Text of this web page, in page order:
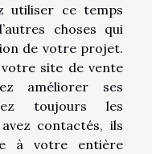
utiliser ce temps
choses qui
de votre projet.
site de vente
améliorer ses
toujours les
contactés, ils
à votre entière